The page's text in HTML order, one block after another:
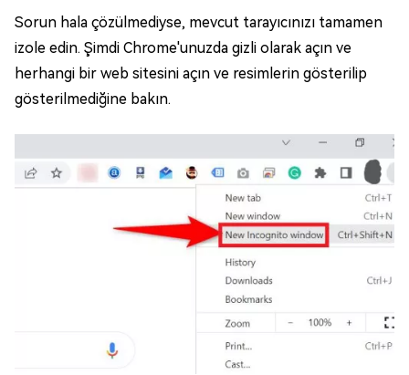
Sorun hala çözülmediyse, mevcut tarayıcınızı tamamen
izole edin. Şimdi Chrome'unuzda gizli olarak açın ve
herhangi bir web sitesini açın ve resimlerin gösterilip
gösterilmediğine bakın.